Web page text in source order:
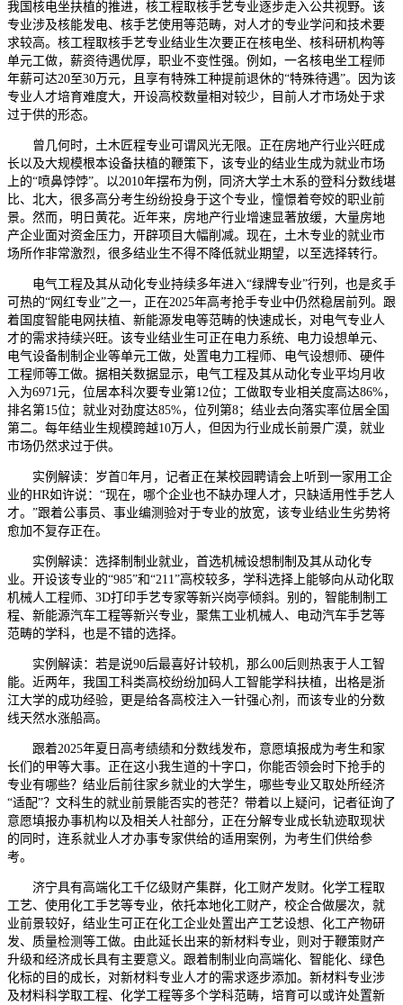
我国核电坐扶植的推进，核工程取核手艺专业逐步走入公共视野。该
专业涉及核能发电、核手艺使用等范畴，对人才的专业学问和技术要
求较高。核工程取核手艺专业结业生次要正在核电坐、核科研机构等
单元工做，薪资待遇优厚，职业不变性强。例如，一名核电坐工程师
年薪可达20至30万元，且享有特殊工种提前退休的“特殊待遇”。因为该
专业人才培育难度大，开设高校数量相对较少，目前人才市场处于求
过于供的形态。
曾几何时，土木匠程专业可谓风光无限。正在房地产行业兴旺成
长以及大规模根本设备扶植的鞭策下，该专业的结业生成为就业市场
上的“喷鼻饽饽”。以2010年摆布为例，同济大学土木系的登科分数线堪
比、北大，很多高分考生纷纷投身于这个专业，憧憬着夸姣的职业前
景。然而，明日黄花。近年来，房地产行业增速显著放缓，大量房地
产企业面对资金压力，开辟项目大幅削减。现在，土木专业的就业市
场所作非常激烈，很多结业生不得不降低就业期望，以至选择转行。
电气工程及其从动化专业持续多年进入“绿牌专业”行列，也是炙手
可热的“网红专业”之一，正在2025年高考抢手专业中仍然稳居前列。跟
着国度智能电网扶植、新能源发电等范畴的快速成长，对电气专业人
才的需求持续兴旺。该专业结业生可正在电力系统、电力设想单元、
电气设备制制企业等单元工做，处置电力工程师、电气设想师、硬件
工程师等工做。据相关数据显示，电气工程及其从动化专业平均月收
入为6971元，位居本科次要专业第12位；工做取专业相关度高达86%，
排名第15位；就业对劲度达85%，位列第8；结业去向落实率位居全国
第二。每年结业生规模跨越10万人，但因为行业成长前景广漠，就业
市场仍然求过于供。
实例解读：岁首年月，记者正在某校园聘请会上听到一家用工企
业的HR如许说：“现在，哪个企业也不缺办理人才，只缺适用性手艺人
才。”跟着公事员、事业编测验对于专业的放宽，该专业结业生劣势将
愈加不复存正在。
实例解读：选择制制业就业，首选机械设想制制及其从动化专
业。开设该专业的“985”和“211”高校较多，学科选择上能够向从动化取
机械人工程师、3D打印手艺专家等新兴岗亭倾斜。别的，智能制制工
程、新能源汽车工程等新兴专业，聚焦工业机械人、电动汽车手艺等
范畴的学科，也是不错的选择。
实例解读：若是说90后最喜好计较机，那么00后则热衷于人工智
能。近两年，我国工科类高校纷纷加码人工智能学科扶植，出格是浙
江大学的成功经验，更是给各高校注入一针强心剂，而该专业的分数
线天然水涨船高。
跟着2025年夏日高考绩绩和分数线发布，意愿填报成为考生和家
长们的甲等大事。正在这小我生道的十字口，你能否领会时下抢手的
专业有哪些？结业后前往家乡就业的大学生，哪些专业又取处所经济
“适配”？文科生的就业前景能否实的苍茫？带着以上疑问，记者征询了
意愿填报办事机构以及相关人社部分，正在分解专业成长轨迹取现状
的同时，连系就业人才办事专家供给的适用案例，为考生们供给参
考。
济宁具有高端化工千亿级财产集群，化工财产发财。化学工程取
工艺、使用化工手艺等专业，依托本地化工财产，校企合做屡次，就
业前景较好，结业生可正在化工企业处置出产工艺设想、化工产物研
发、质量检测等工做。由此延长出来的新材料专业，则对于鞭策财产
升级和经济成长具有主要意义。跟着制制业向高端化、智能化、绿色
化标的目的成长，对新材料专业人才的需求逐步添加。新材料专业涉
及材料科学取工程、化学工程等多个学科范畴，培育可以或许处置新